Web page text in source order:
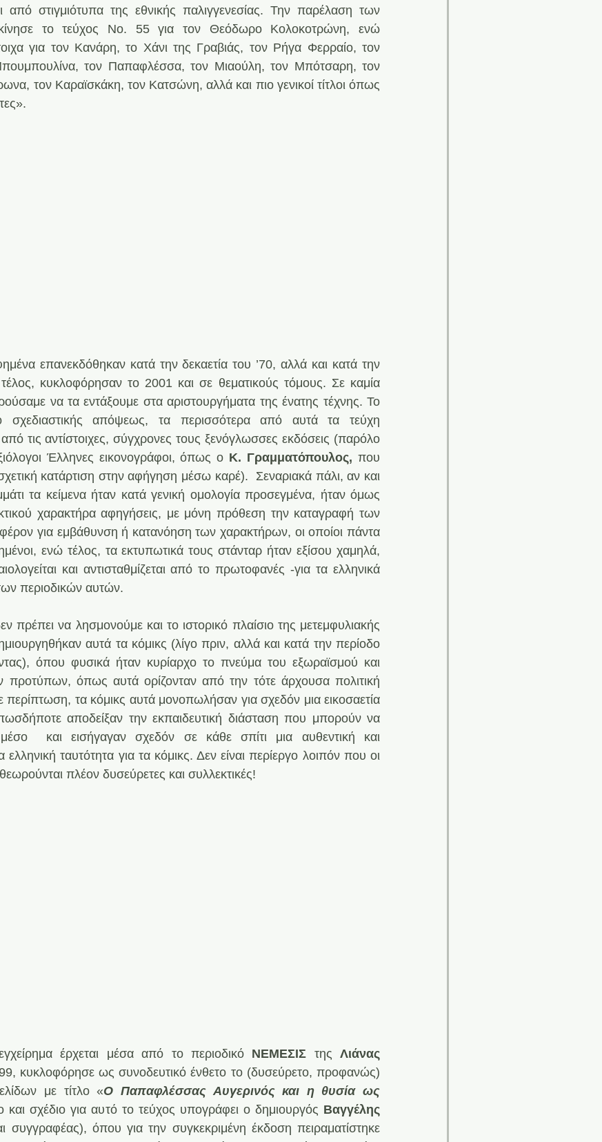
από στιγμιότυπα της εθνικής παλιγγενεσίας. Την παρέλαση των
το τεύχος Νο. 55 για τον Θεόδωρο Κολοκοτρώνη, ενώ
για τον Κανάρη, το Χάνι της Γραβιάς, τον Ρήγα Φερραίο, τον
τον Παπαφλέσσα, τον Μιαούλη, τον Μπότσαρη, τον
τον Καραϊσκάκη, τον Κατσώνη, αλλά και πιο γενικοί τίτλοι όπως
επανεκδόθηκαν κατά την δεκαετία του ’70, αλλά και κατά την
κυκλοφόρησαν το 2001 και σε θεματικούς τόμους. Σε καμία
να τα εντάξουμε στα αριστουργήματα της ένατης τέχνης. Το
σχεδιαστικής απόψεως, τα περισσότερα από αυτά τα τεύχη
τις αντίστοιχες, σύγχρονες τους ξενόγλωσσες εκδόσεις (παρόλο
Έλληνες εικονογράφοι, όπως ο Κ. Γραμματόπουλος, που
κατάρτιση στην αφήγηση μέσω καρέ).  Σεναριακά πάλι, αν και
τα κείμενα ήταν κατά γενική ομολογία προσεγμένα, ήταν όμως
χαρακτήρα αφηγήσεις, με μόνη πρόθεση την καταγραφή των
για εμβάθυνση ή κατανόηση των χαρακτήρων, οι οποίοι πάντα
ενώ τέλος, τα εκτυπωτικά τους στάνταρ ήταν εξίσου χαμηλά,
και αντισταθμίζεται από το πρωτοφανές -για τα ελληνικά
περιοδικών αυτών.
πρέπει να λησμονούμε και το ιστορικό πλαίσιο της μετεμφυλιακής
αυτά τα κόμικς (λίγο πριν, αλλά και κατά την περίοδο
όπου φυσικά ήταν κυρίαρχο το πνεύμα του εξωραϊσμού και
προτύπων, όπως αυτά ορίζονταν από την τότε άρχουσα πολιτική
τα κόμικς αυτά μονοπωλήσαν για σχεδόν μια εικοσαετία
αποδείξαν την εκπαιδευτική διάσταση που μπορούν να
και εισήγαγαν σχεδόν σε κάθε σπίτι μια αυθεντική και
ταυτότητα για τα κόμικς. Δεν είναι περίεργο λοιπόν που οι
πλέον δυσεύρετες και συλλεκτικές!
έρχεται μέσα από το περιοδικό ΝΕΜΕΣΙΣ της Λιάνας
κυκλοφόρησε ως συνοδευτικό ένθετο το (δυσεύρετο, προφανώς)
με τίτλο «Ο Παπαφλέσσας Αυγερινός και η θυσία ως
και σχέδιο για αυτό το τεύχος υπογράφει ο δημιουργός Βαγγέλης
συγγραφέας), όπου για την συγκεκριμένη έκδοση πειραματίστηκε